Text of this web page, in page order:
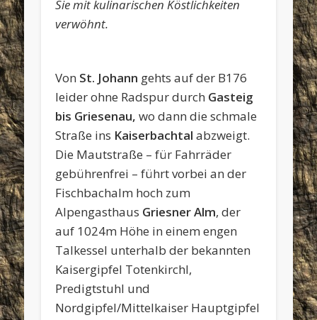
Sie mit kulinarischen Köstlichkeiten
verwöhnt.
Gasteig
Kaiserbachtal
dem
Berggasthaus
Griesner
Alm
Von St. Johann gehts auf der B176
leider ohne Radspur durch Gasteig
bis Griesenau, wo dann die schmale
Straße ins Kaiserbachtal abzweigt.
Die Mautstraße – für Fahrräder
gebührenfrei – führt vorbei an der
Fischbachalm hoch zum
Alpengasthaus Griesner Alm, der
auf 1024m Höhe in einem engen
Talkessel unterhalb der bekannten
Kaisergipfel Totenkirchl,
Predigtstuhl und
Nordgipfel/Mittelkaiser Hauptgipfel